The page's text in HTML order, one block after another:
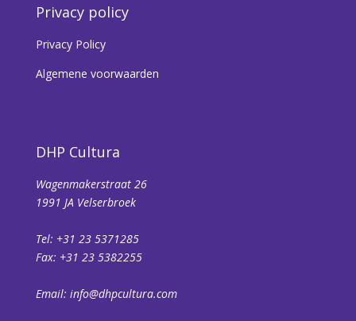
Privacy policy
Privacy Policy
Algemene voorwaarden
DHP Cultura
Wagenmakerstraat 26
1991 JA Velserbroek
Tel: +31 23 5371285
Fax: +31 23 5382255
Email: info@dhpcultura.com